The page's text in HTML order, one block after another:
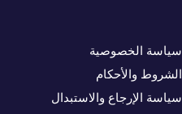
سياسة الخصوصية
الشروط والأحكام
سياسة الإرجاع والاستبدال